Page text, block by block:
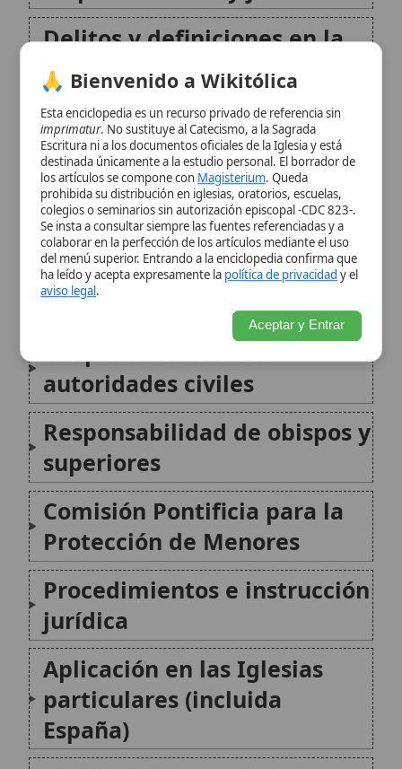
cuidado integral
Garantías procesales y
presunción de inocencia
Cooperación con las
autoridades civiles
Responsabilidad de obispos y
superiores
Comisión Pontificia para la
Protección de Menores
jurídica
Aplicación en las Iglesias
particulares (incluida
España)
Encubrimiento y «puntos
ciegos»: una advertencia
moral
Conclusión
Citas y referencias
Modificado el 16 de junio de 2026 •FideScore™ 8.81•Citar este
artículo •Paq. Scorm (LMS)
Imprimir artículo •Generar QR
colegios o seminarios sin autorización episcopal -CDC 823-.
Se insta a consultar siempre las fuentes referenciadas y a
colaborar en la perfección de los artículos mediante el uso
aviso legal.
Aceptar y Entrar